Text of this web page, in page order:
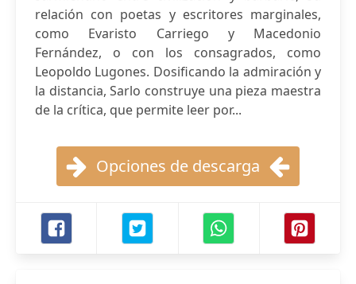
relación con poetas y escritores marginales,
como Evaristo Carriego y Macedonio
Fernández, o con los consagrados, como
Leopoldo Lugones. Dosificando la admiración y
la distancia, Sarlo construye una pieza maestra
de la crítica, que permite leer por...
Opciones de descarga